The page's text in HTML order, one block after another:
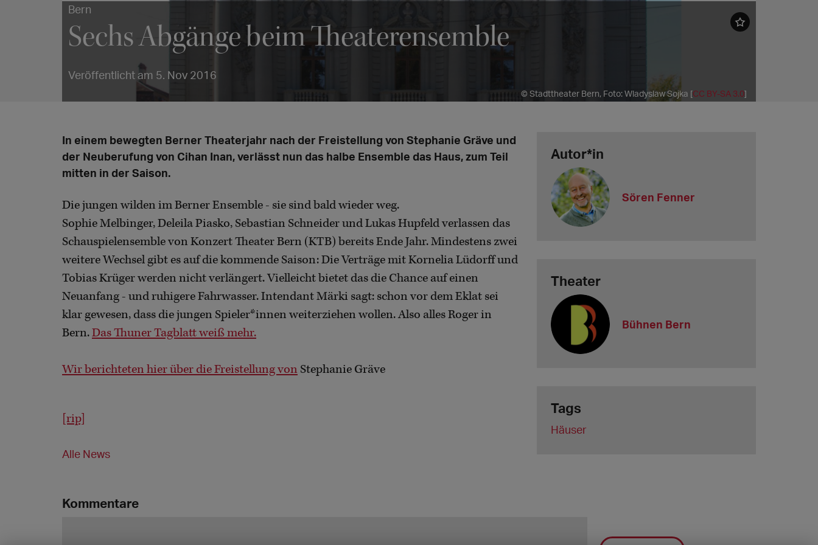
Bern
Sechs Abgänge beim Theaterensemble
Veröffentlicht am 5. Nov 2016
© Stadttheater Bern, Foto: Wladyslaw Sojka [CC BY-SA 3.0]
In einem bewegten Berner Theaterjahr nach der Freistellung von Stephanie Gräve und
der Neuberufung von Cihan Inan, verlässt nun das halbe Ensemble das Haus, zum Teil
mitten in der Saison.
Die jungen wilden im Berner Ensemble - sie sind bald wieder weg.
Sophie Melbinger, Deleila Piasko, Sebastian Schneider und Lukas Hupfeld verlassen das
Schauspielensemble von Konzert Theater Bern (KTB) bereits Ende Jahr. Mindestens zwei
weitere Wechsel gibt es auf die kommende Saison: Die Verträge mit Kornelia Lüdorff und
Tobias Krüger werden nicht verlängert. Vielleicht bietet das die Chance auf einen
Neuanfang - und ruhigere Fahrwasser. Intendant Märki sagt: schon vor dem Eklat sei
klar gewesen, dass die jungen Spieler*innen weiterziehen wollen. Also alles Roger in
Bern.Das Thuner Tagblatt weiß mehr.
Wir berichteten hier über die Freistellung von Stephanie Gräve
[rip]
Alle News
Autor*in
Sören Fenner
Theater
Bühnen Bern
Tags
Häuser
Kommentare